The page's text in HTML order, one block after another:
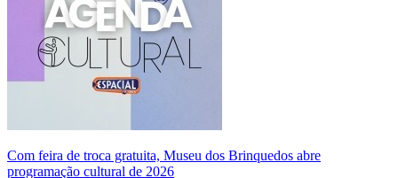
Com feira de troca gratuita, Museu dos Brinquedos abre
programação cultural de 2026